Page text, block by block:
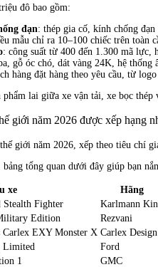
đô bao gồm:
đạn: thép gia cố, kính chống
mẫu chỉ ra 10–100 chiếc trên toàn
: công suất từ 400 đến 1.300 mã lực,
gỗ óc chó, dát vàng 24K, hệ thống
hàng đặt hàng theo yêu cầu, từ
lai giữa xe vận tải, xe bọc thép
giới năm 2026 được xếp hạng
giới năm 2026, xếp theo tiêu chí
tổng quan dưới đây giúp bạn
xe Hãng
Fighter Karlmann
Edition Rezvani
Carlex EXY Monster X Carlex Design
Limited Ford
1 GMC